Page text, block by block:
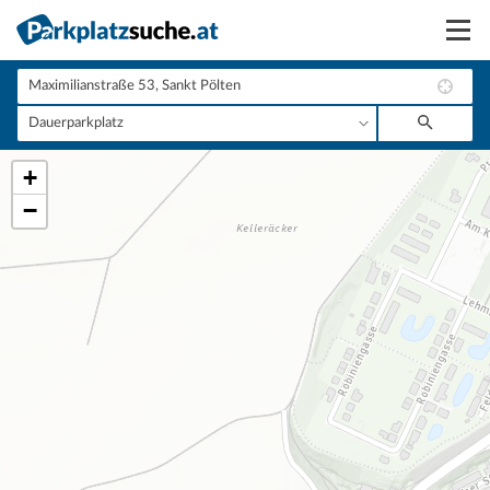
Suchen
Vermieten
Anmelden
+
−